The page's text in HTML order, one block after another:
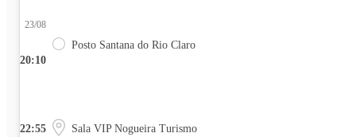
20:10
23/08
Posto Santana do Rio Claro
22:55 Sala VIP Nogueira Turismo